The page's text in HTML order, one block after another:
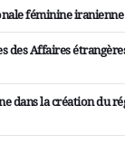
féminine iranienne
des Affaires
dans la création du